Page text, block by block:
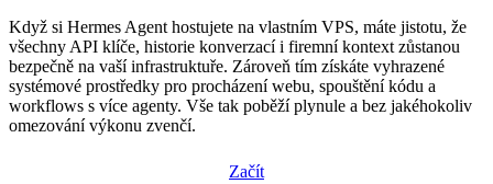
Když si Hermes Agent hostujete na vlastním VPS, máte jistotu, že
všechny API klíče, historie konverzací i firemní kontext zůstanou
bezpečně na vaší infrastruktuře. Zároveň tím získáte vyhrazené
systémové prostředky pro procházení webu, spouštění kódu a
workflows s více agenty. Vše tak poběží plynule a bez jakéhokoliv
omezování výkonu zvenčí.
Začít